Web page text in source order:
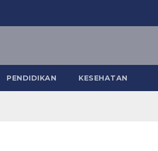
PENDIDIKAN KESEHATAN